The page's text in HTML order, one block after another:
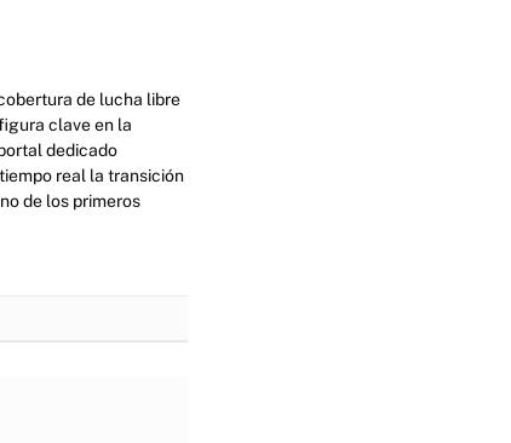
de lucha libre
clave en la
dedicado
real la transición
de los primeros